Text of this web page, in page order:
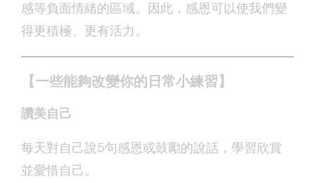
感等負面情緒的區域。因此，感恩可以使我們變
得更積極、更有活力。
【一些能夠改變你的日常小練習】
讚美自己
每天對自己說5句感恩或鼓勵的說話，學習欣賞
並愛惜自己。